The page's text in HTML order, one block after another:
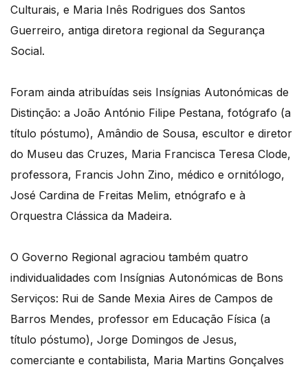
Culturais, e Maria Inês Rodrigues dos Santos
Guerreiro, antiga diretora regional da Segurança
Social.
Foram ainda atribuídas seis Insígnias Autonómicas de
Distinção: a João António Filipe Pestana, fotógrafo (a
título póstumo), Amândio de Sousa, escultor e diretor
do Museu das Cruzes, Maria Francisca Teresa Clode,
professora, Francis John Zino, médico e ornitólogo,
José Cardina de Freitas Melim, etnógrafo e à
Orquestra Clássica da Madeira.
O Governo Regional agraciou também quatro
individualidades com Insígnias Autonómicas de Bons
Serviços: Rui de Sande Mexia Aires de Campos de
Barros Mendes, professor em Educação Física (a
título póstumo), Jorge Domingos de Jesus,
comerciante e contabilista, Maria Martins Gonçalves